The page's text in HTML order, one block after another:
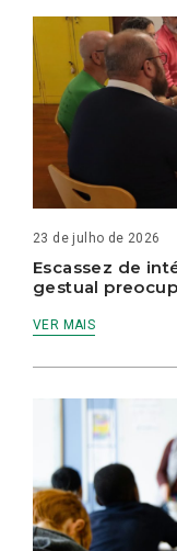
23 de julho de 2026
Escassez de
gestual
VER MAIS